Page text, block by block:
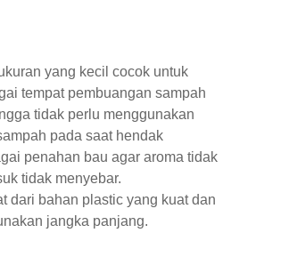
yang kecil cocok untuk
tempat pembuangan sampah
tidak perlu menggunakan
pada saat hendak
penahan bau agar aroma tidak
tidak menyebar.
dari bahan plastic yang kuat dan
jangka panjang.